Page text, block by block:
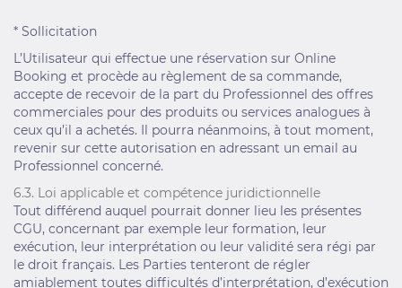
* Sollicitation
L’Utilisateur qui effectue une réservation sur Online
Booking et procède au règlement de sa commande,
accepte de recevoir de la part du Professionnel des offres
commerciales pour des produits ou services analogues à
ceux qu’il a achetés. Il pourra néanmoins, à tout moment,
revenir sur cette autorisation en adressant un email au
Professionnel concerné.
6.3. Loi applicable et compétence juridictionnelle
Tout différend auquel pourrait donner lieu les présentes
CGU, concernant par exemple leur formation, leur
exécution, leur interprétation ou leur validité sera régi par
le droit français. Les Parties tenteront de régler
amiablement toutes difficultés d’interprétation, d’exécution